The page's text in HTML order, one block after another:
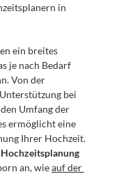
in
ein breites
je nach Bedarf
Von der
bei
Umfang der
ermöglicht eine
Ihrer Hochzeit.
Hochzeitsplanung
an, wie auf der